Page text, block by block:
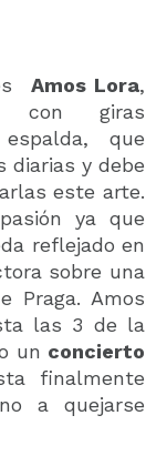
Amos Lora,
con giras
que
diarias y debe
este arte.
ya que
reflejado en
sobre una
Praga. Amos
las 3 de la
un concierto
finalmente
a quejarse